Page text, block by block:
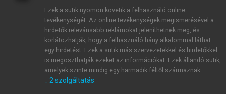
JELSZÓ ÚJRA
Kérek értesítést a MeRSZ újdonságairól, akcióiról.
Kérek értesítést az Akadémiai Kiadó Zrt. újdonságairól,
Ezek a sütik nyomon követik a felhasználó online
tevékenységét. Az online tevékenységek megismerésével a
hirdetők relevánsabb reklámokat jeleníthetnek meg, és
korlátozhatják, hogy a felhasználó hány alkalommal láthat
egy hirdetést. Ezek a sütik más szervezetekkel és hirdetőkkel
is megoszthatják ezeket az információkat. Ezek állandó sütik,
amelyek szinte mindig egy harmadik féltől származnak.
↓ 2 szolgáltatás